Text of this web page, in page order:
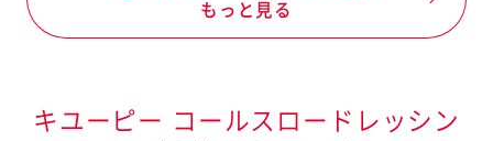
もっと見る
キユーピー コールスロードレッシン